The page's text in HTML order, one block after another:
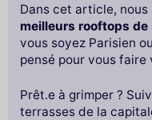
Dans cet article,
meilleurs rooftops
vous soyez Parisien
pensé pour vous faire
Prêt.e à grimper ?
terrasses de la